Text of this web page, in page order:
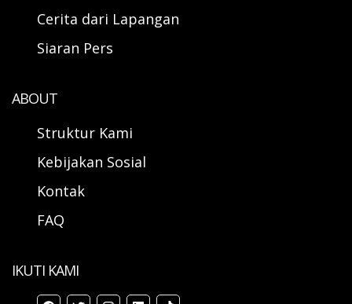
Cerita dari Lapangan
Siaran Pers
ABOUT
Struktur Kami
Kebijakan Sosial
Kontak
FAQ
IKUTI KAMI